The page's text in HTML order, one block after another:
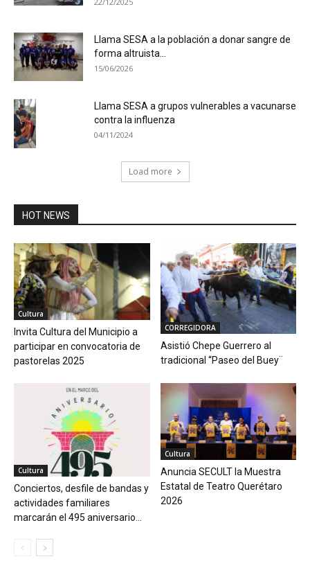
Llama SESA a la población a donar sangre de
forma altruista...
15/06/2026
Llama SESA a grupos vulnerables a vacunarse
contra la influenza
04/11/2024
Load more
HOT NEWS
Cultura
Invita Cultura del Municipio a
participar en convocatoria de
pastorelas 2025
CORREGIDORA
Asistió Chepe Guerrero al
tradicional “Paseo del Buey¨
Cultura
Conciertos, desfile de bandas y
actividades familiares
marcarán el 495 aniversario...
Cultura
Anuncia SECULT la Muestra
Estatal de Teatro Querétaro
2026